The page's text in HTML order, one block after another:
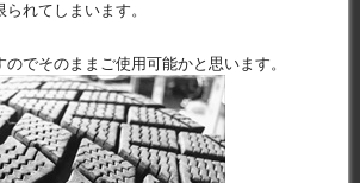
れてしまいます。
でそのままご使用可能かと思います。